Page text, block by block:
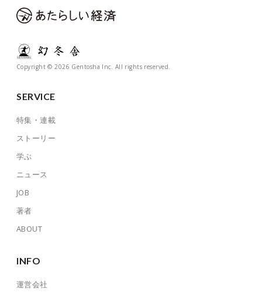
Copyright © 2026 Gentosha Inc. All rights reserved.
SERVICE
特集・連載
ストーリー
学ぶ
ニュース
JOB
著者
ABOUT
INFO
運営会社